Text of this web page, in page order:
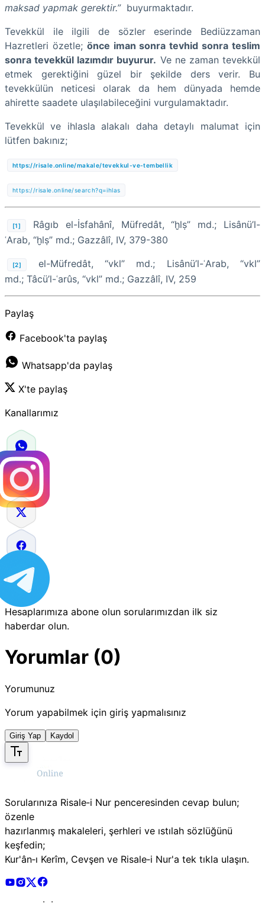
maksad yapmak gerektir.”buyurmaktadır.
Tevekkül ile ilgili de sözler eserinde Bediüzzaman
Hazretleri özetle; önce iman sonra tevhid sonra teslim
sonra tevekkül lazımdır buyurur. Ve ne zaman tevekkül
etmek gerektiğini güzel bir şekilde ders verir. Bu
tevekkülün neticesi olarak da hem dünyada hemde
ahirette saadete ulaşılabileceğini vurgulamaktadır.
Tevekkül ve ihlasla alakalı daha detaylı malumat için
lütfen bakınız;
https://risale.online/makale/tevekkul-ve-tembellik
https://risale.online/search?q=ihlas
[1]
Râgıb el-İsfahânî, Müfredât, “ḫlṣ” md.; Lisânü’l-
ʿArab, “ḫlṣ” md.; Gazzâlî, IV, 379-380
[2]
el-Müfredât, “vkl” md.; Lisânü’l-ʿArab, “vkl”
md.; Tâcü’l-ʿarûs, “vkl” md.; Gazzâlî, IV, 259
Paylaş
Facebook'ta paylaş
Whatsapp'da paylaş
X'te paylaş
Kanallarımız
Hesaplarımıza abone olun sorularımızdan ilk siz
haberdar olun.
Yorumlar (0)
Yorumunuz
Yorum yapabilmek için giriş yapmalısınız
Giriş Yap Kaydol
Sorularınıza Risale‑i Nur penceresinden cevap bulun;
özenle
hazırlanmış makaleleri, şerhleri ve ıstılah sözlüğünü
keşfedin;
Kur'ân‑ı Kerîm, Cevşen ve Risale‑i Nur'a tek tıkla ulaşın.
Risale Online Youtube Hesabı
Risale Online Instagram Hesabı
Risale Online X Hesabı